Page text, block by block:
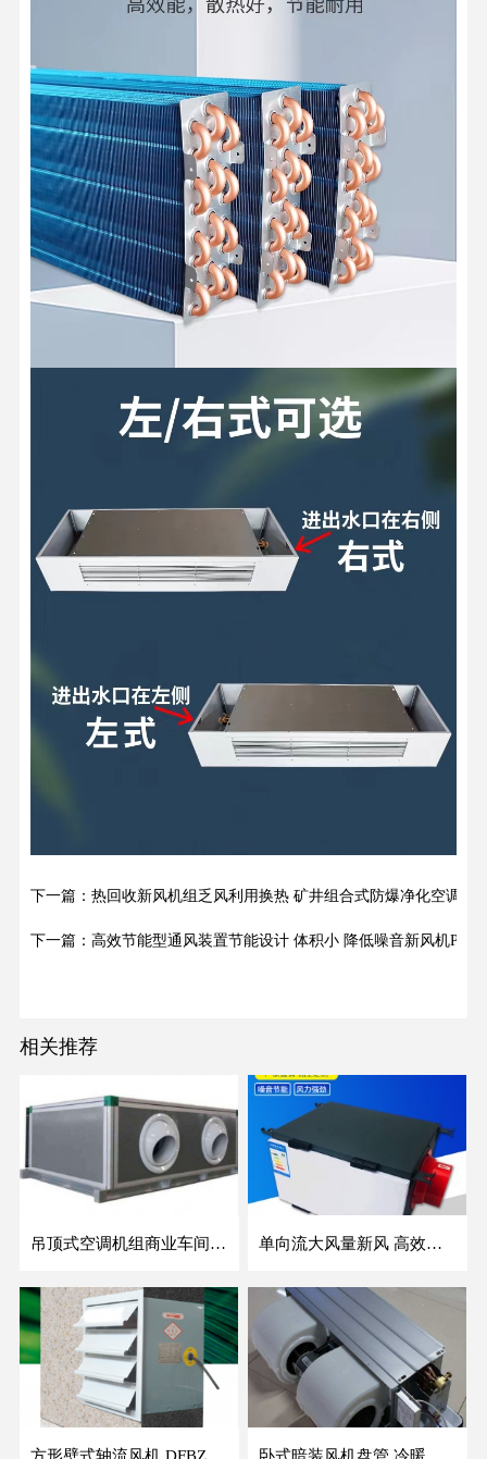
下一篇：热回收新风机组乏风利用换热 矿井组合式防爆净化空调机
下一篇：高效节能型通风装置节能设计 体积小 降低噪音新风机
相关推荐
吊顶式空调机组商业车间防爆新风空调器射流冷暖机组 单向流大风量新风 高效除霾全热交换新风机空气净化